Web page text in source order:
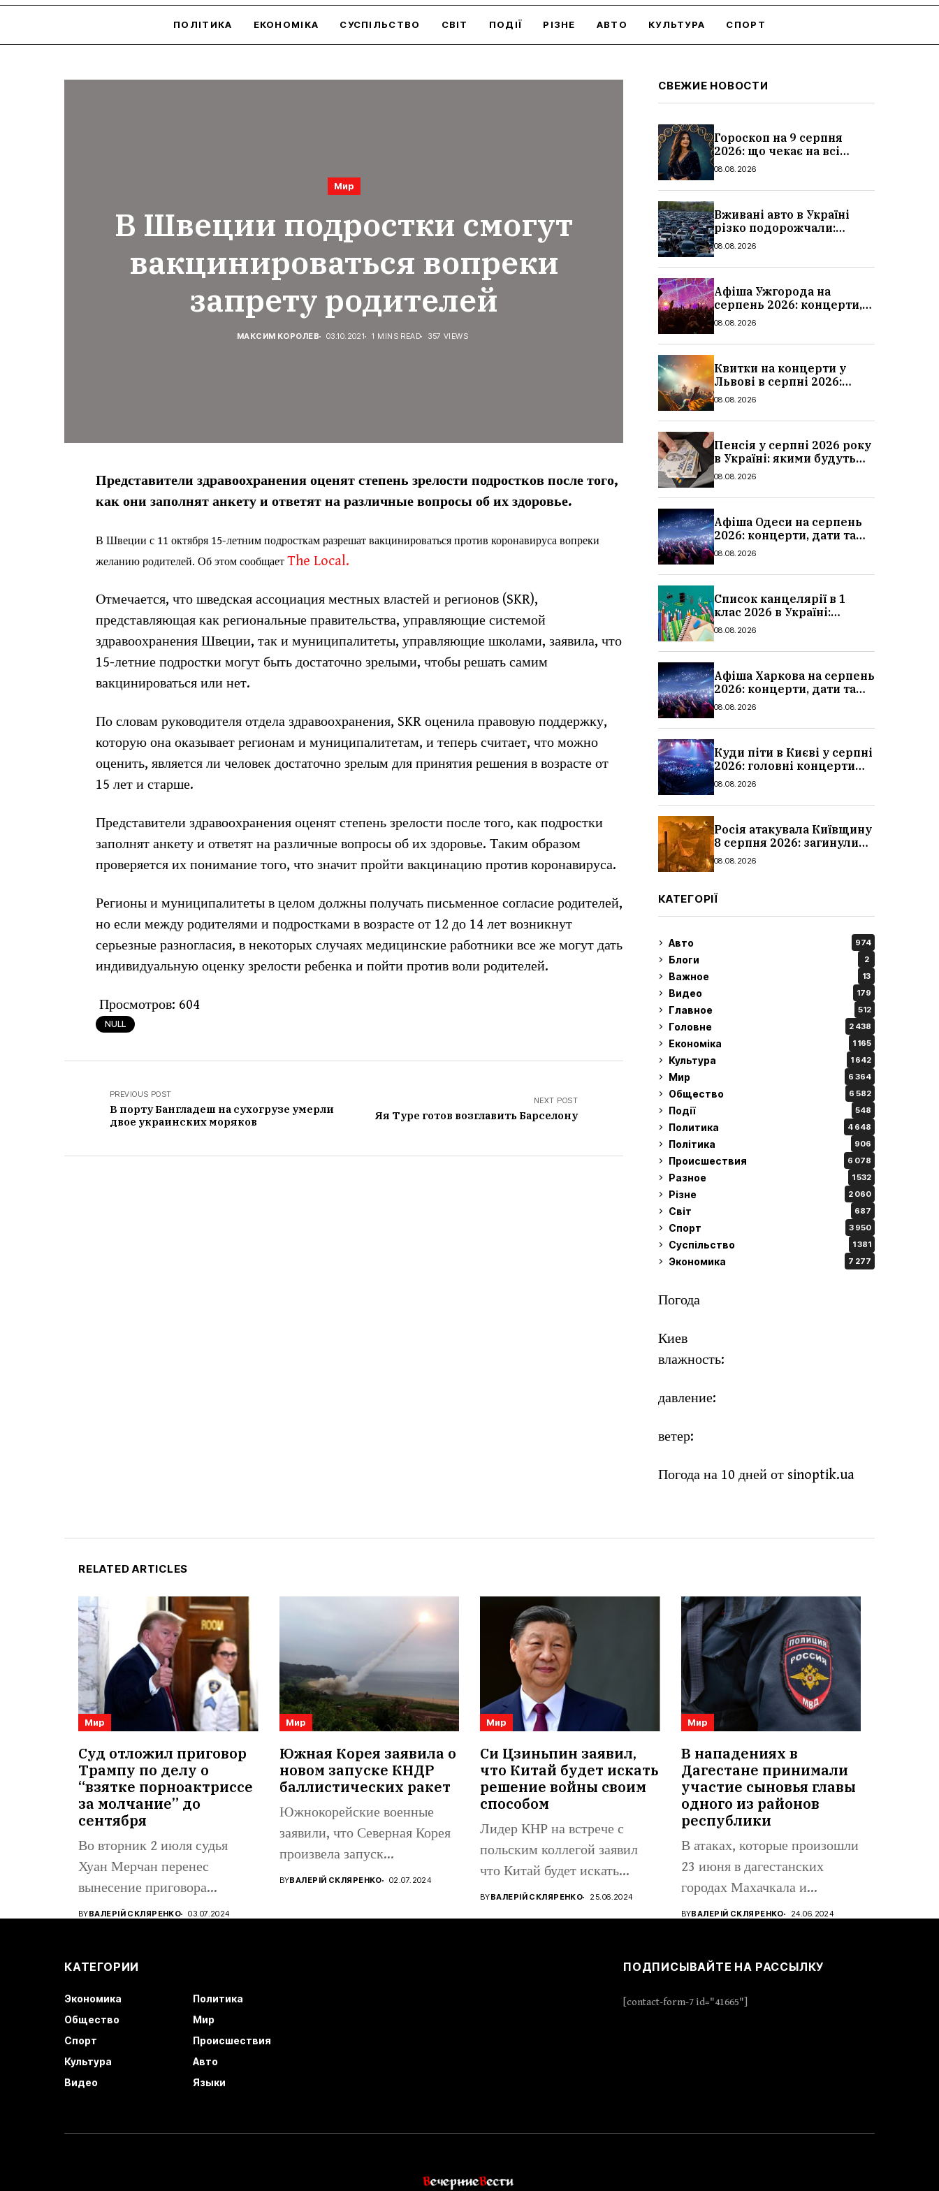
ПОЛІТИКА ЕКОНОМІКА СУСПІЛЬСТВО СВІТ ПОДІЇ РІЗНЕ АВТО КУЛЬТУРА СПОРТ
Мир
В Швеции подростки смогут
вакцинироваться вопреки
запрету родителей
МАКСИМ КОРОЛЕВ 03.10.2021 1 MINS READ 357 VIEWS
Представители здравоохранения оценят степень зрелости подростков после того,
как они заполнят анкету и ответят на различные вопросы об их здоровье.
В Швеции с 11 октября 15-летним подросткам разрешат вакцинироваться против коронавируса вопреки
желанию родителей. Об этом сообщает The Local.
Отмечается, что шведская ассоциация местных властей и регионов (SKR),
представляющая как региональные правительства, управляющие системой
здравоохранения Швеции, так и муниципалитеты, управляющие школами, заявила, что
15-летние подростки могут быть достаточно зрелыми, чтобы решать самим
вакцинироваться или нет.
По словам руководителя отдела здравоохранения, SKR оценила правовую поддержку,
которую она оказывает регионам и муниципалитетам, и теперь считает, что можно
оценить, является ли человек достаточно зрелым для принятия решения в возрасте от
15 лет и старше.
Представители здравоохранения оценят степень зрелости после того, как подростки
заполнят анкету и ответят на различные вопросы об их здоровье. Таким образом
проверяется их понимание того, что значит пройти вакцинацию против коронавируса.
Регионы и муниципалитеты в целом должны получать письменное согласие родителей,
но если между родителями и подростками в возрасте от 12 до 14 лет возникнут
серьезные разногласия, в некоторых случаях медицинские работники все же могут дать
индивидуальную оценку зрелости ребенка и пойти против воли родителей.
Просмотров: 604
NULL
PREVIOUS POST
В порту Бангладеш на сухогрузе умерли
двое украинских моряков
NEXT POST
Яя Туре готов возглавить Барселону
СВЕЖИЕ НОВОСТИ
Гороскоп на 9 серпня
2026: що чекає на всі
знаки зодіаку
08.08.2026
Вживані авто в Україні
різко подорожчали:
причини, які машини
08.08.2026
Афіша Ужгорода на
серпень 2026: концерти,
дати та ціни
08.08.2026
Квитки на концерти у
Львові в серпні 2026:
дати, ціни та локації
08.08.2026
Пенсія у серпні 2026 року
в Україні: якими будуть
мінімальні та
суми
08.08.2026
Афіша Одеси на серпень
2026: концерти, дати та
ціни квитків
08.08.2026
Список канцелярії в 1
клас 2026 в Україні:
повний чек-лист для
08.08.2026
Афіша Харкова на серпень
2026: концерти, дати та
ціни квитків
08.08.2026
Куди піти в Києві у серпні
2026: головні концерти
місяця, дати, артисти та
08.08.2026
Росія атакувала Київщину
8 серпня 2026: загинули
троє людей, серед них
08.08.2026
КАТЕГОРІЇ
Авто 974
Блоги 2
Важное 13
Видео 179
Главное 512
Головне 2 438
Економіка 1 165
Культура 1 642
Мир 6 364
Общество 6 582
Події 548
Политика 4 648
Політика 906
Происшествия 6 078
Разное 1 532
Різне 2 060
Світ 687
Спорт 3 950
Суспільство 1 381
Экономика 7 277
Погода
Киев
влажность:
давление:
ветер:
Погода на 10 дней от sinoptik.ua
RELATED ARTICLES
Мир
Суд отложил приговор
Трампу по делу о
“взятке порноактриссе
за молчание” до
сентября
Во вторник 2 июля судья
Хуан Мерчан перенес
вынесение приговора
кандидату в...
BYВАЛЕРІЙ СКЛЯРЕНКО 03.07.2024
Мир
Южная Корея заявила о
новом запуске КНДР
баллистических ракет
Южнокорейские военные
заявили, что Северная Корея
произвела запуск
баллистической ракеты в
BYВАЛЕРІЙ СКЛЯРЕНКО 02.07.2024
Мир
Си Цзиньпин заявил,
что Китай будет искать
решение войны своим
способом
Лидер КНР на встрече с
польским коллегой заявил
что Китай будет искать...
BYВАЛЕРІЙ СКЛЯРЕНКО 25.06.2024
Мир
В нападениях в
Дагестане принимали
участие сыновья главы
одного из районов
республики
В атаках, которые произошли
23 июня в дагестанских
городах Махачкала и
Дербент,...
BYВАЛЕРІЙ СКЛЯРЕНКО 24.06.2024
КАТЕГОРИИ
Экономика
Политика
Общество
Мир
Спорт
Происшествия
Культура
Авто
Видео
Языки
ПОДПИСЫВАЙТЕ НА РАССЫЛКУ
[contact-form-7 id="41665"]